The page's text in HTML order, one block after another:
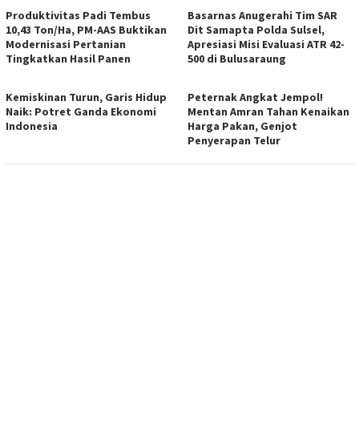
Produktivitas Padi Tembus
10,43 Ton/Ha, PM-AAS Buktikan
Modernisasi Pertanian
Tingkatkan Hasil Panen
Basarnas Anugerahi Tim SAR
Dit Samapta Polda Sulsel,
Apresiasi Misi Evaluasi ATR 42-
500 di Bulusaraung
Kemiskinan Turun, Garis Hidup
Naik: Potret Ganda Ekonomi
Indonesia
Peternak Angkat Jempol!
Mentan Amran Tahan Kenaikan
Harga Pakan, Genjot
Penyerapan Telur